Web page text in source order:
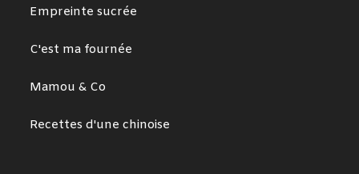
Empreinte sucrée
C'est ma fournée
Mamou & Co
Recettes d'une chinoise